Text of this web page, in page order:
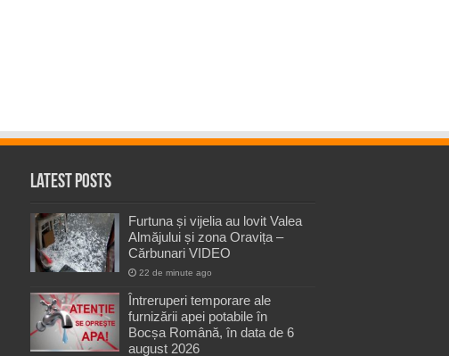
Latest Posts
Furtuna și vijelia au lovit Valea
Almăjului și zona Oravița –
Cărbunari VIDEO
22 de minute ago
Întreruperi temporare ale
furnizării apei potabile în
Bocșa Română, în data de 6
august 2026